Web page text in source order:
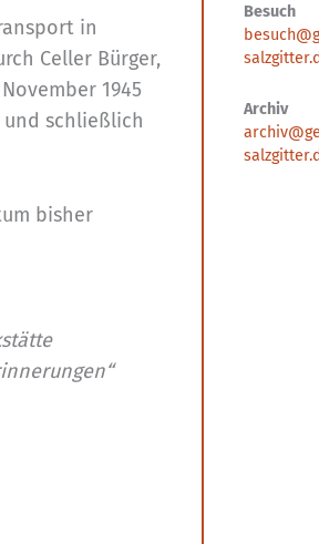
in
Celler Bürger,
1945
schließlich
bisher
Besuch
Archiv